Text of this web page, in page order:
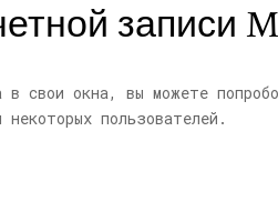
записи
в свои окна, вы можете
пользователей.